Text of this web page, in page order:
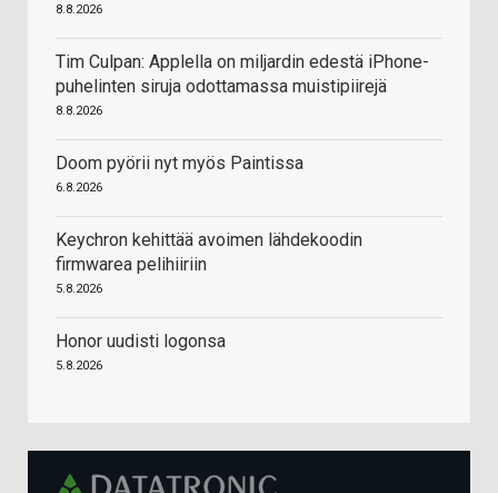
8.8.2026
Tim Culpan: Applella on miljardin edestä iPhone-
puhelinten siruja odottamassa muistipiirejä
8.8.2026
Doom pyörii nyt myös Paintissa
6.8.2026
Keychron kehittää avoimen lähdekoodin
firmwarea pelihiiriin
5.8.2026
Honor uudisti logonsa
5.8.2026